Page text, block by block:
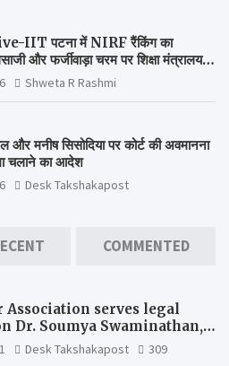
IIT पटना में NIRF रैंकिंग का
और फर्जीवाड़ा चरम पर शिक्षा मंत्रालय
Shweta R Rashmi
और मनीष सिसोदिया पर कोर्ट की अवमानना
चलाने का आदेश
Desk Takshakapost
COMMENTED
Association serves legal
Dr. Soumya Swaminathan,
WHO
Desk Takshakapost 309